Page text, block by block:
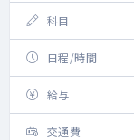
科目
日程/時間
給与
交通費